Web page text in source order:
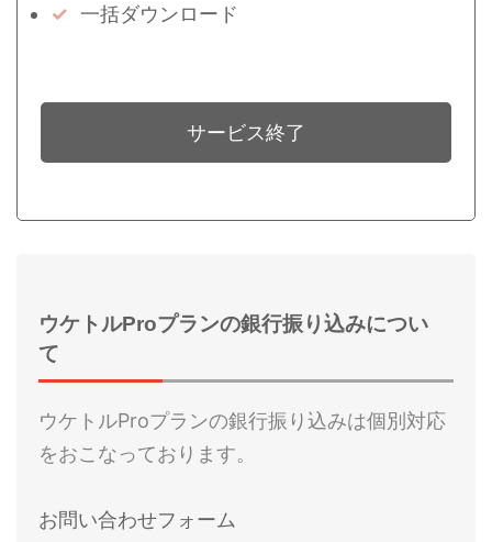
一括ダウンロード
サービス終了
ウケトルProプランの銀行振り込みについ
て
ウケトルProプランの銀行振り込みは個別対応
をおこなっております。
お問い合わせフォーム